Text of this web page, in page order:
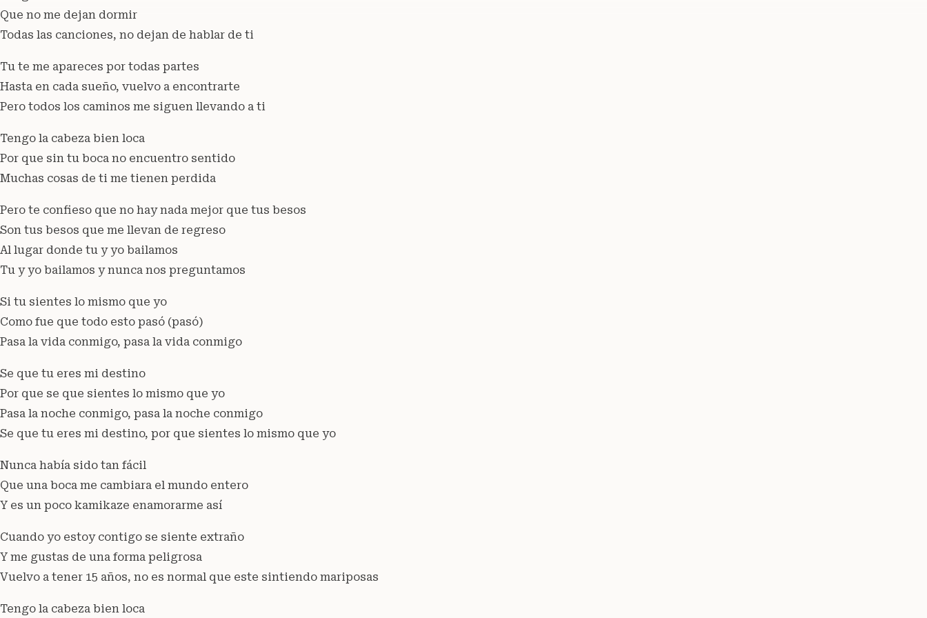
Que no me dejan dormir
Todas las canciones, no dejan de hablar de ti
Tu te me apareces por todas partes
Hasta en cada sueño, vuelvo a encontrarte
Pero todos los caminos me siguen llevando a ti
Tengo la cabeza bien loca
Por que sin tu boca no encuentro sentido
Muchas cosas de ti me tienen perdida
Pero te confieso que no hay nada mejor que tus besos
Son tus besos que me llevan de regreso
Al lugar donde tu y yo bailamos
Tu y yo bailamos y nunca nos preguntamos
Si tu sientes lo mismo que yo
Como fue que todo esto pasó (pasó)
Pasa la vida conmigo, pasa la vida conmigo
Se que tu eres mi destino
Por que se que sientes lo mismo que yo
Pasa la noche conmigo, pasa la noche conmigo
Se que tu eres mi destino, por que sientes lo mismo que yo
Nunca había sido tan fácil
Que una boca me cambiara el mundo entero
Y es un poco kamikaze enamorarme así
Cuando yo estoy contigo se siente extraño
Y me gustas de una forma peligrosa
Vuelvo a tener 15 años, no es normal que este sintiendo mariposas
Tengo la cabeza bien loca